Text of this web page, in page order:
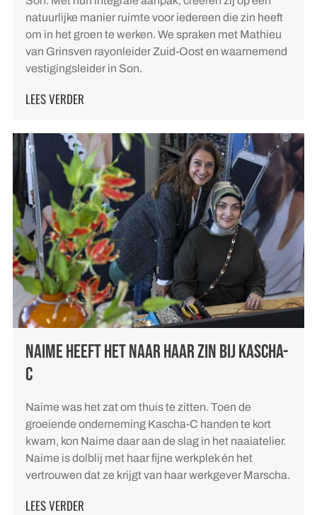
natuurlijke manier ruimte voor iedereen die zin heeft
om in het groen te werken. We spraken met Mathieu
van Grinsven rayonleider Zuid-Oost en waarnemend
vestigingsleider in Son.
LEES VERDER
NAIME HEEFT HET NAAR HAAR ZIN BIJ KASCHA-
C
Naime was het zat om thuis te zitten. Toen de
groeiende onderneming Kascha-C handen te kort
kwam, kon Naime daar aan de slag in het naaiatelier.
Naime is dolblij met haar fijne werkplek én het
vertrouwen dat ze krijgt van haar werkgever Marscha.
LEES VERDER